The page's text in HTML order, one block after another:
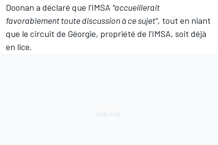
Doonan a déclaré que l'IMSA "accueillerait
favorablement toute discussion à ce sujet", tout en niant
que le circuit de Géorgie, propriété de l'IMSA, soit déjà
en lice.